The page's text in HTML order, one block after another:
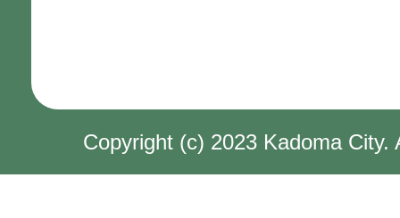
Copyright (c) 2023 Kadoma City.